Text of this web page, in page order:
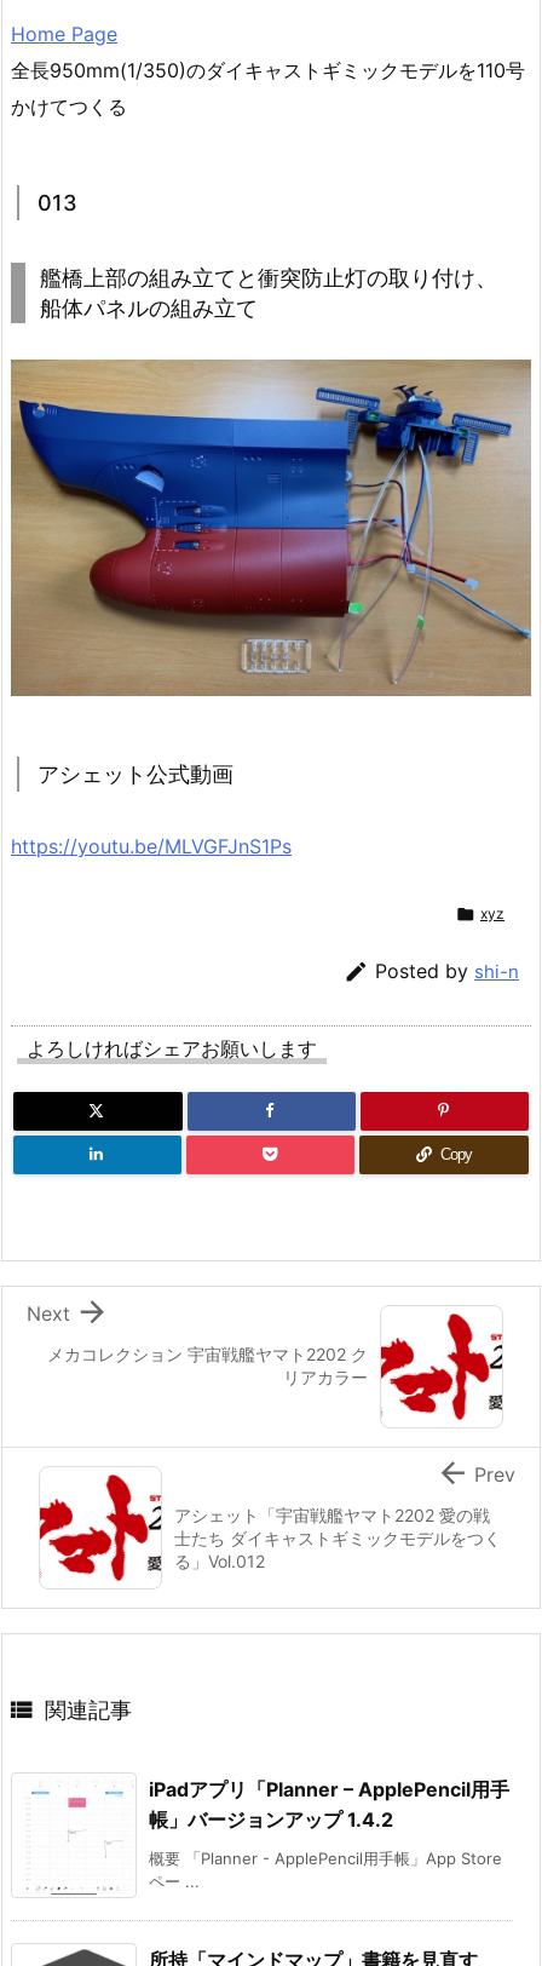
Home Page
全長950mm(1/350)のダイキャストギミックモデルを110号
かけてつくる
013
艦橋上部の組み立てと衝突防止灯の取り付け、
船体パネルの組み立て
アシェット公式動画
https://youtu.be/MLVGFJnS1Ps
 xyz
 Posted by shi-n
よろしければシェアお願いします
Copy
メカコレクション 宇宙戦艦ヤマト2202 ク
リアカラー

Next
アシェット「宇宙戦艦ヤマト2202 愛の戦
士たち ダイキャストギミックモデルをつく
る」Vol.012
 Prev
 関連記事
iPadアプリ「Planner – ApplePencil用手
帳」バージョンアップ 1.4.2
概要 「Planner - ApplePencil用手帳」App Store
ペー ...
所持「マインドマップ」書籍を見直す